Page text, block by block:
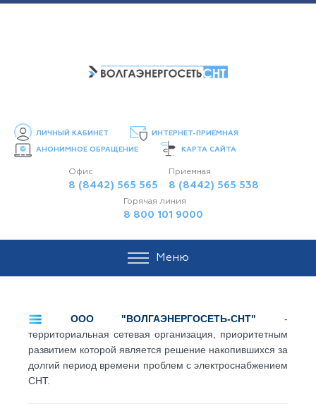
ЛИЧНЫЙ КАБИНЕТ ИНТЕРНЕТ-ПРИЕМНАЯ
АНОНИМНОЕ ОБРАЩЕНИЕ КАРТА САЙТА
Офис
8 (8442) 565 565
Приемная
8 (8442) 565 538
Горячая линия
8 800 101 9000
Меню
ООО "ВОЛГАЭНЕРГОСЕТЬ-СНТ" -
территориальная сетевая организация, приоритетным
развитием которой является решение накопившихся за
долгий период времени проблем с электроснабжением
СНТ.